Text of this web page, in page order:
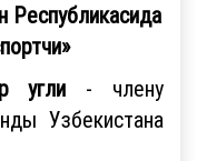
Республикасида
угли - члену
Узбекистана